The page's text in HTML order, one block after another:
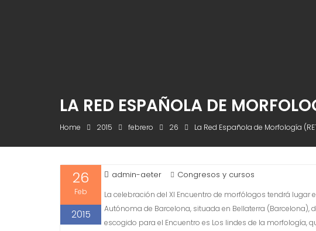
LA RED ESPAÑOLA DE
Home 2015 febrero 26 La Red Española de Morfología
26
Feb
2015
admin-aeter Congresos y cursos
La celebración del XI Encuentro de morfólogos tendrá lugar
Autónoma de Barcelona, situada en Bellaterra (Barcelona),
escogido para el Encuentro es Los lindes de la